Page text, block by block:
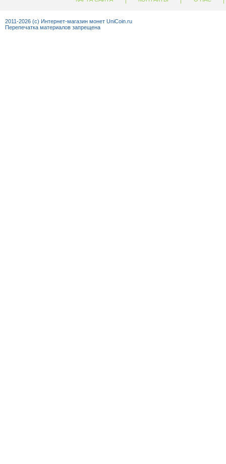
2011-2026 (c) Интернет-магазин монет UniCoin.ru
Перепечатка материалов запрещена